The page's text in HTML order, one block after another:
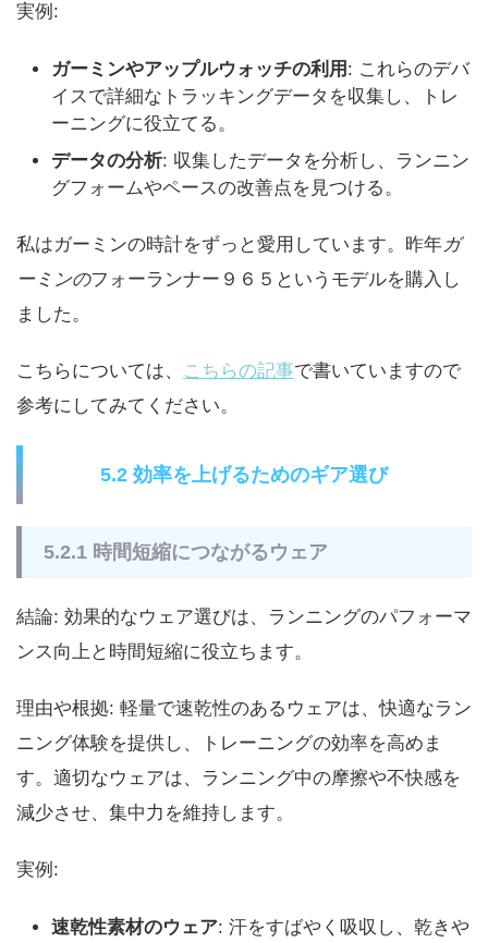
実例:
ガーミンやアップルウォッチの利用 : これらのデバ
イスで詳細なトラッキングデータを収集し、トレ
ーニングに役立てる。
データの分析: 収集したデータを分析し、ランニン
グフォームやペースの改善点を見つける。
私はガーミンの時計をずっと愛用しています。昨年ガ
ーミンのフォーランナー９６５というモデルを購入し
ました。
こちらについては、 こちらの記事で書いていますので
参考にしてみてください。
5.2 効率を上げるためのギア選び
5.2.1 時間短縮につながるウェア
結論: 効果的なウェア選びは、ランニングのパフォーマ
ンス向上と時間短縮に役立ちます。
理由や根拠: 軽量で速乾性のあるウェアは、快適なラン
ニング体験を提供し、トレーニングの効率を高めま
す。適切なウェアは、ランニング中の摩擦や不快感を
減少させ、集中力を維持します。
実例:
速乾性素材のウェア: 汗をすばやく吸収し、乾きや